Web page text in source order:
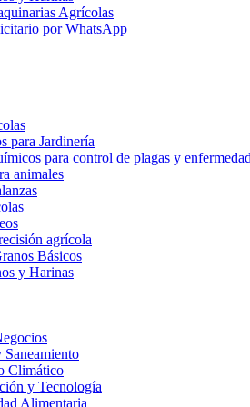
Agrícolas
por WhatsApp
para Jardinería
para control de plagas y
animales
agrícola
Básicos
y Harinas
Saneamiento
Climático
y Tecnología
Alimentaria